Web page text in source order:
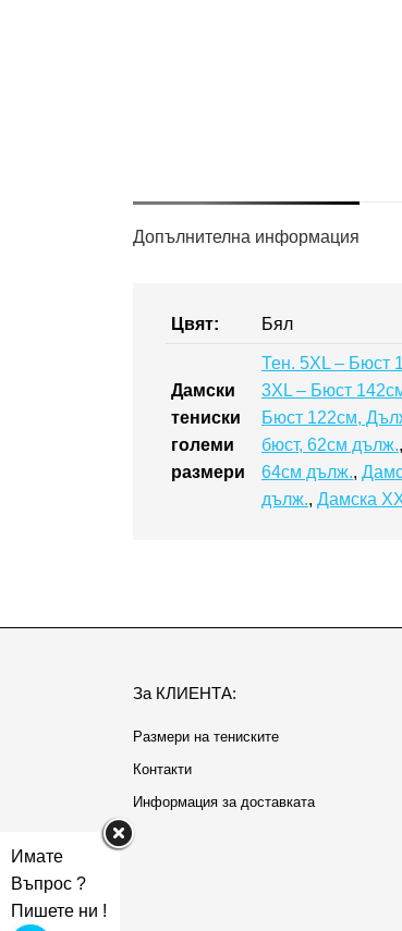
Допълнителна информация
Цвят: Бял
Дамски
тениски
големи
размери
Тен. 5XL – Бюст
3XL – Бюст
Бюст 122см,
бюст, 62см дълж.,
64см дълж.,
дълж., Дамска
За КЛИЕНТА:
Размери на тениските
Контакти
Информация за доставката
Имате
Въпрос ?
Пишете ни !